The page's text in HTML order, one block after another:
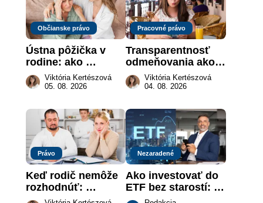
Občianske právo
Ústna pôžička v
rodine: ako
vymôcť peniaze,
keď na papieri nie
Viktória Kertészová
05. 08. 2026
Pracovné právo
Transparentnosť
odmeňovania ako
právna povinnosť:
revolúcia na
práce
Viktória Kertészová
04. 08. 2026
Právo
Keď rodič nemôže
rozhodnúť:
nahradenie prejavu
Nezaradené
Ako investovať do
ETF bez starostí:
Investičné plány,